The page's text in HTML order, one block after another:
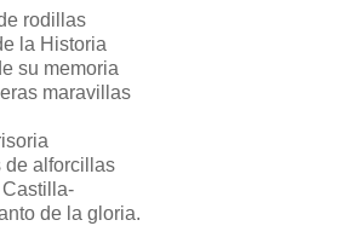
rodillas
la Historia
su memoria
maravillas
de alforcillas
de la gloria.